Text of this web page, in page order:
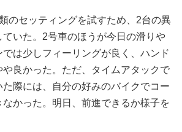
のセッティングを試すため、2台の異
いた。2号車のほうが今日の滑りや
は少しフィーリングが良く、ハンド
や良かった。ただ、タイムアタックで
際には、自分の好みのバイクでコー
かった。明日、前進できるか様子を